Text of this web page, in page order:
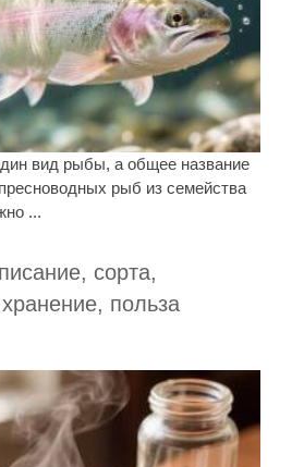
вид рыбы, а общее название
рыб из семейства
...
сорта,
польза